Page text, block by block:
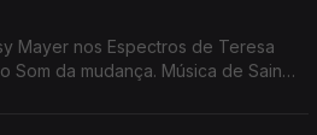
Mayer nos Espectros de Teresa
Som da mudança. Música de Saint